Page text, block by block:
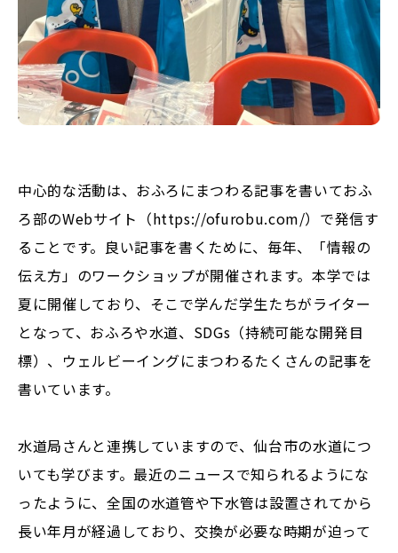
中心的な活動は、おふろにまつわる記事を書いておふ
ろ部のWebサイト（https://ofurobu.com/）で発信す
ることです。良い記事を書くために、毎年、「情報の
伝え方」のワークショップが開催されます。本学では
夏に開催しており、そこで学んだ学生たちがライター
となって、おふろや水道、SDGs（持続可能な開発目
標）、ウェルビーイングにまつわるたくさんの記事を
書いています。
水道局さんと連携していますので、仙台市の水道につ
いても学びます。最近のニュースで知られるようにな
ったように、全国の水道管や下水管は設置されてから
長い年月が経過しており、交換が必要な時期が迫って